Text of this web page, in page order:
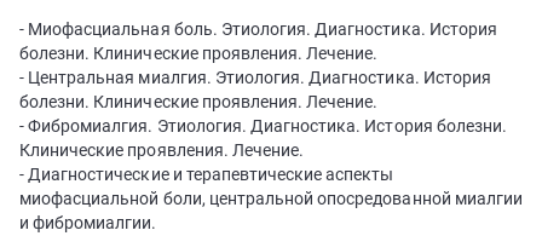
- Миофасциальная боль. Этиология. Диагностика. История
болезни. Клинические проявления. Лечение.
- Центральная миалгия. Этиология. Диагностика. История
болезни. Клинические проявления. Лечение.
- Фибромиалгия. Этиология. Диагностика. История болезни.
Клинические проявления. Лечение.
- Диагностические и терапевтические аспекты
миофасциальной боли, центральной опосредованной миалгии
и фибромиалгии.